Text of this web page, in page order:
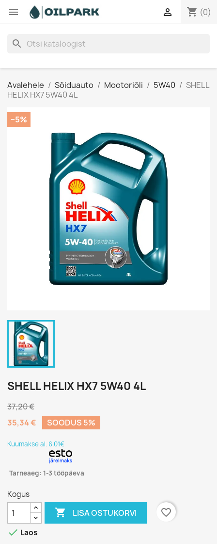
 shopping_cart (0)

search
Avalehele Sõiduauto Mootoriõli 5W40
SHELL
HELIX HX7 5W40 4L
−5%
SHELL HELIX HX7 5W40 4L
37,20 €
35,34 €
SOODUS 5%
Kuumakse al. 6.01€
Tarneaeg: 1-3 tööpäeva
Kogus
 LISA OSTUKORVI
favorite_border
 Laos